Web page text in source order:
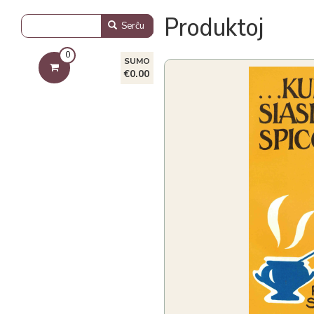
Produktoj
Serĉu
0
SUMO
€0.00